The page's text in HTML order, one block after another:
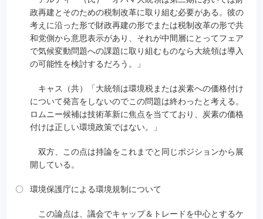
政再建とそのための税制改革に取り組む必要がある。彼の
考えに沿った形で財政再建の形でまたは税制改革の形で共
和党側から意思表示があり、それが中間層にとってフェア
で気候変動問題への課題に取り組むものなら大統領は導入
の可能性を検討するだろう。」
キャス（共）「大統領は環境税または炭素への価格付け
について発言をしないのでこの問題は終わったと考える。
ロムニー候補は技術革新に焦点を当てており、炭素の価格
付けは正しい環境政策ではない。」
双方、この点は持論をこれまでと同じポジションから展
開している。
〇 環境保護庁による環境規制について
この論点は、議会でキャップ＆トレードを中心とするケ